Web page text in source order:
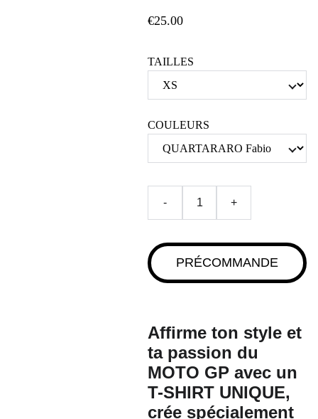
€25.00
TAILLES
COULEURS
- +
PRÉCOMMANDE
Affirme ton style et
ta passion du
MOTO GP avec un
T-SHIRT UNIQUE,
crée spécialement